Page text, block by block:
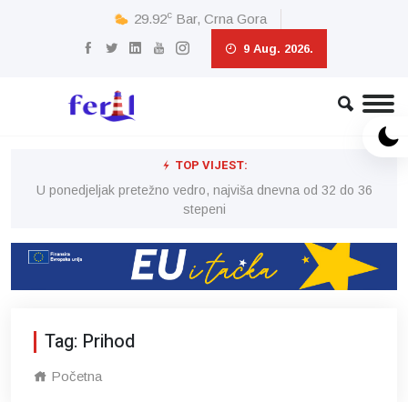
29.92c Bar, Crna Gora
9 Aug. 2026.
TOP VIJEST:
U ponedjeljak pretežno vedro, najviša dnevna od 32 do 36
stepeni
Tag: Prihod
Početna